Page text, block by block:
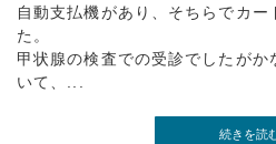
自動支払機があり、そちらでカー
た。
甲状腺の検査での受診でしたがか
いて、...
続きを読